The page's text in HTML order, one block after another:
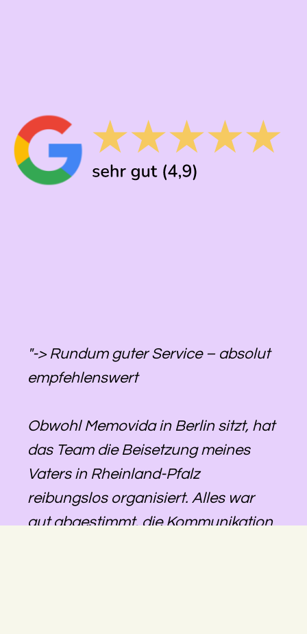
"-> Rundum guter Service – absolut
empfehlenswert
Obwohl Memovida in Berlin sitzt, hat
das Team die Beisetzung meines
Vaters in Rheinland-Pfalz
reibungslos organisiert. Alles war
gut abgestimmt, die Kommunikation